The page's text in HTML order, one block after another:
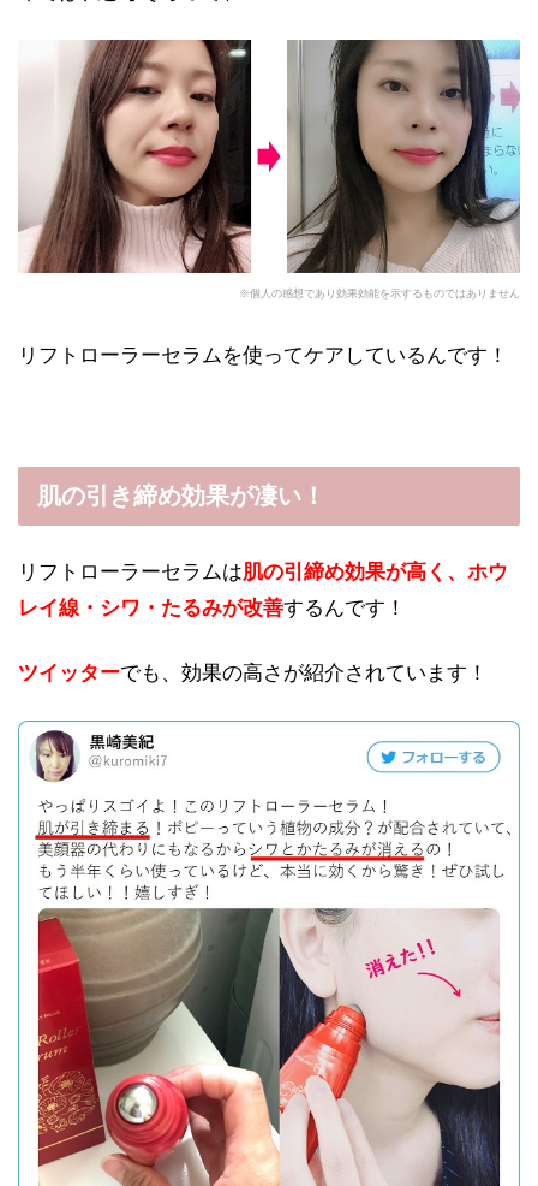
※個人の感想であり効果効能を示するものではありません
リフトローラーセラムを使ってケアしているんです！
肌の引き締め効果が凄い！
リフトローラーセラムは肌の引締め効果が高く、ホウ
レイ線・シワ・たるみが改善するんです！
ツイッターでも、効果の高さが紹介されています！